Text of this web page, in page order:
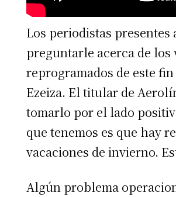
Los periodistas
preguntarle acerca de los
reprogramados de este
Ezeiza. El titular de
tomarlo por el lado
que tenemos es que hay
vacaciones de invierno.
Algún problema